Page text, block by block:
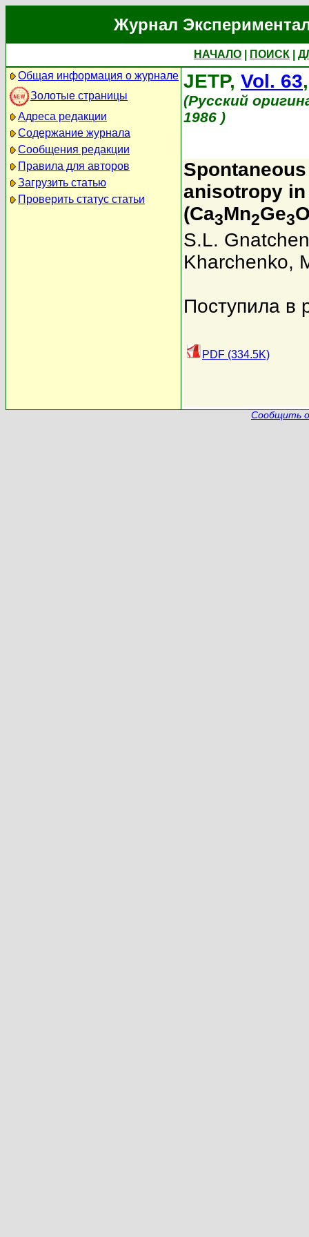
Журнал
НАЧАЛО ПОИСК
Общая информация о журнале
Золотые страницы
Адреса редакции
Содержание журнала
Сообщения редакции
Правила для авторов
Загрузить статью
Проверить статус статьи
JETP, Vol. 63
(Русский
1986 )
anisotropy in
(Ca3Mn2Ge3
S.L.
Kharchenko,
Поступила в
PDF (334.5K)
Сообщить о